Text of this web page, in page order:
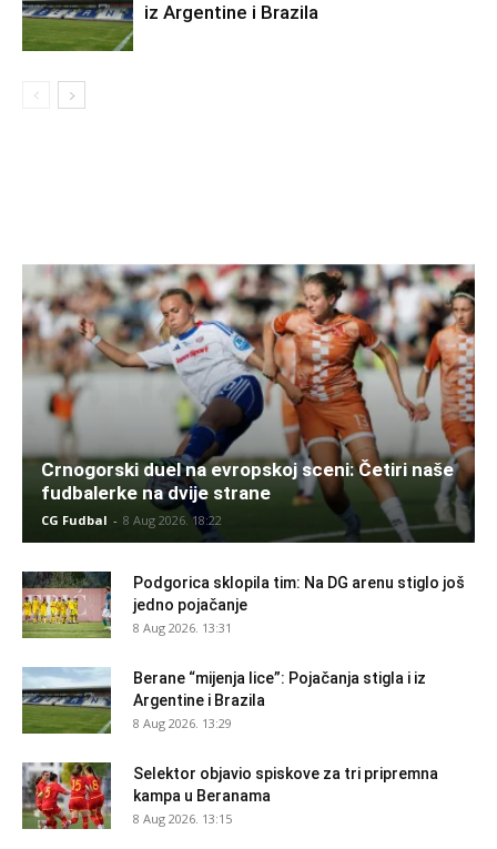
iz Argentine i Brazila
Crnogorski duel na evropskoj sceni: Četiri naše
fudbalerke na dvije strane
CG Fudbal - 8 Aug 2026. 18:22
Podgorica sklopila tim: Na DG arenu stiglo još
jedno pojačanje
8 Aug 2026. 13:31
Berane “mijenja lice”: Pojačanja stigla i iz
Argentine i Brazila
8 Aug 2026. 13:29
Selektor objavio spiskove za tri pripremna
kampa u Beranama
8 Aug 2026. 13:15